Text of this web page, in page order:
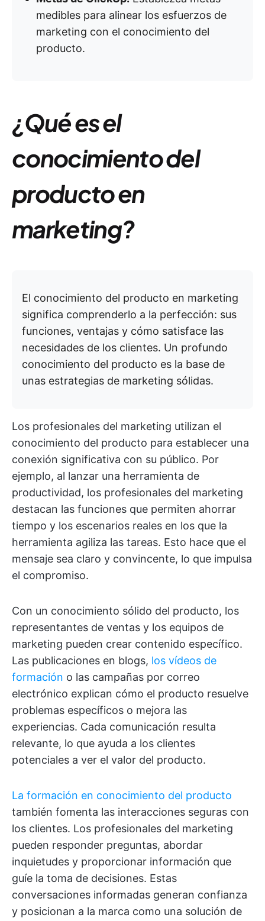
medibles para alinear los esfuerzos de
marketing con el conocimiento del
producto.
¿Qué es el
conocimiento del
producto en
marketing?
El conocimiento del producto en marketing
significa comprenderlo a la perfección: sus
funciones, ventajas y cómo satisface las
necesidades de los clientes. Un profundo
conocimiento del producto es la base de
unas estrategias de marketing sólidas.
Los profesionales del marketing utilizan el
conocimiento del producto para establecer una
conexión significativa con su público. Por
ejemplo, al lanzar una herramienta de
productividad, los profesionales del marketing
destacan las funciones que permiten ahorrar
tiempo y los escenarios reales en los que la
herramienta agiliza las tareas. Esto hace que el
mensaje sea claro y convincente, lo que impulsa
el compromiso.
Con un conocimiento sólido del producto, los
representantes de ventas y los equipos de
marketing pueden crear contenido específico.
Las publicaciones en blogs, los vídeos de
formación o las campañas por correo
electrónico explican cómo el producto resuelve
problemas específicos o mejora las
experiencias. Cada comunicación resulta
relevante, lo que ayuda a los clientes
potenciales a ver el valor del producto.
La formación en conocimiento del producto
también fomenta las interacciones seguras con
los clientes. Los profesionales del marketing
pueden responder preguntas, abordar
inquietudes y proporcionar información que
guíe la toma de decisiones. Estas
conversaciones informadas generan confianza
y posicionan a la marca como una solución de